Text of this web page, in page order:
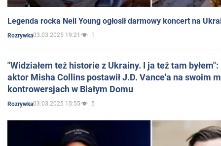
Legenda rocka Neil Young ogłosił darmowy koncert na
Rozrywka03.03.2025 19:21 1
"Widziałem też historie z Ukrainy. I ja też tam
aktor Misha Collins postawił J.D. Vance'a na swoim
kontrowersjach w Białym Domu
Rozrywka03.03.2025 15:55 5